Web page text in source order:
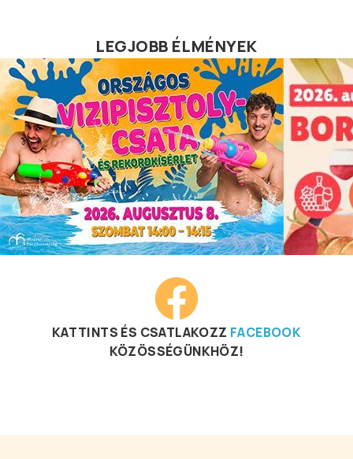
LEGJOBB ÉLMÉNYEK
KATTINTS ÉS CSATLAKOZZ FACEBOOK
KÖZÖSSÉGÜNKHÖZ!